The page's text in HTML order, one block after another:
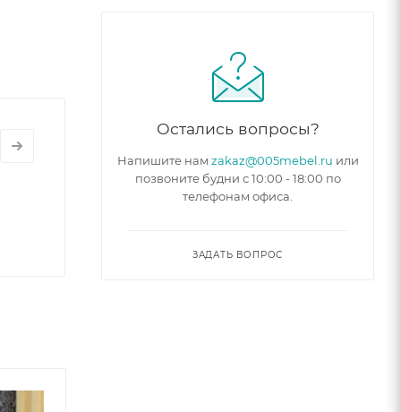
Остались вопросы?
Напишите нам zakaz@005mebel.ru или
позвоните будни с 10:00 - 18:00 по
телефонам офиса.
ЗАДАТЬ ВОПРОС